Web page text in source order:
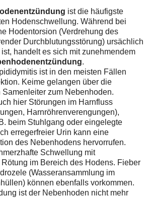
ist die häufigste
Hodenschwellung. Während bei
Hodentorsion (Verdrehung des
Durchblutungsstörung) ursächlich
handelt es sich mit zunehmendem
.
ist in den meisten Fällen
Keime gelangen über die
Samenleiter zum Nebenhoden.
hier Störungen im Harnfluss
Harnröhrenverengungen),
beim Stuhlgang oder eingelegte
erregerfreier Urin kann eine
des Nebenhodens hervorrufen.
Schwellung mit
im Bereich des Hodens. Fieber
(Wasseransammlung im
können ebenfalls vorkommen.
ist der Nebenhoden nicht mehr